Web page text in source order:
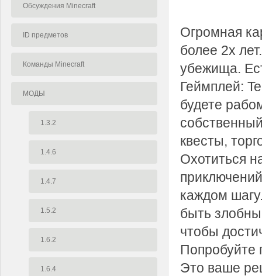
Обсуждения Minecraft
ID предметов
Команды Minecraft
МОДЫ
1.3.2
1.4.6
1.4.7
1.5.2
1.6.2
1.6.4
Огромная
более 2х
убежища.
Геймплей:
будете
квесты,
Охотиться
каждом
быть
чтобы
Попробуйте
Это ваше